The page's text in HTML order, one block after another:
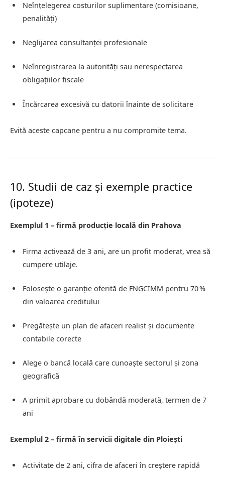
Neînțelegerea costurilor suplimentare (comisioane,
penalități)
Neglijarea consultanței profesionale
Neînregistrarea la autorități sau nerespectarea
obligațiilor fiscale
Încărcarea excesivă cu datorii înainte de solicitare
Evită aceste capcane pentru a nu compromite tema.
10. Studii de caz și exemple practice
(ipoteze)
Exemplul 1 – firmă producție locală din Prahova
Firma activează de 3 ani, are un profit moderat, vrea să
cumpere utilaje.
Folosește o garanție oferită de FNGCIMM pentru 70 %
din valoarea creditului
Pregătește un plan de afaceri realist și documente
contabile corecte
Alege o bancă locală care cunoaște sectorul și zona
geografică
A primit aprobare cu dobândă moderată, termen de 7
ani
Exemplul 2 – firmă în servicii digitale din Ploiești
Activitate de 2 ani, cifra de afaceri în creștere rapidă